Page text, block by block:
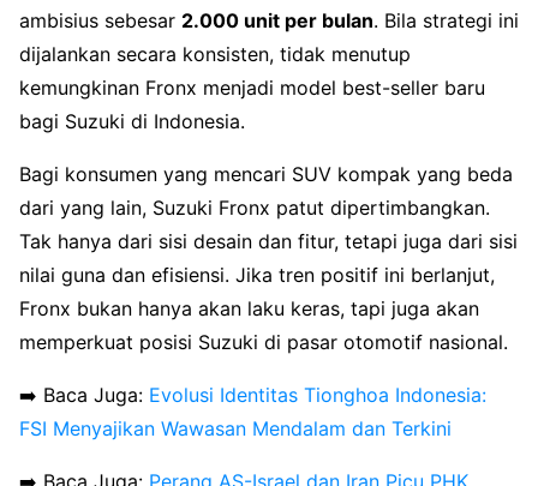
ambisius sebesar 2.000 unit per bulan. Bila strategi ini
dijalankan secara konsisten, tidak menutup
kemungkinan Fronx menjadi model best-seller baru
bagi Suzuki di Indonesia.
Bagi konsumen yang mencari SUV kompak yang beda
dari yang lain, Suzuki Fronx patut dipertimbangkan.
Tak hanya dari sisi desain dan fitur, tetapi juga dari sisi
nilai guna dan efisiensi. Jika tren positif ini berlanjut,
Fronx bukan hanya akan laku keras, tapi juga akan
memperkuat posisi Suzuki di pasar otomotif nasional.
➡️ Baca Juga: Evolusi Identitas Tionghoa Indonesia:
FSI Menyajikan Wawasan Mendalam dan Terkini
➡️ Baca Juga: Perang AS-Israel dan Iran Picu PHK